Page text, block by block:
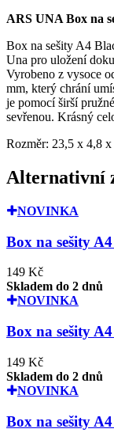
ARS UNA Box na
Box na sešity A4
Una pro uložení
Vyrobeno z vysoce
mm, který chrání
je pomocí širší
sevřenou. Krásný
Rozměr: 23,5 x 4,8
Alternativní
NOVINKA
Box na sešity
149 Kč
Skladem do 2 dnů
NOVINKA
Box na sešity
149 Kč
Skladem do 2 dnů
NOVINKA
Box na sešity